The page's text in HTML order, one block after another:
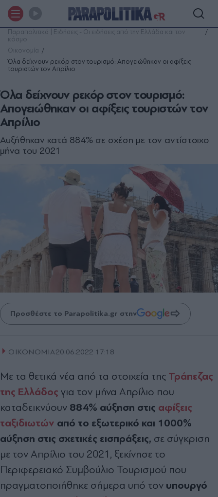
Παραπολιτικά | Ειδήσεις - Οι ειδήσεις από την Ελλάδα και τον
κόσμο
Οικονομία
Όλα δείχνουν ρεκόρ στον τουρισμό: Απογειώθηκαν οι αφίξεις
τουριστών τον Απρίλιο
Όλα δείχνουν ρεκόρ στον τουρισμό:
Απογειώθηκαν οι αφίξεις τουριστών τον
Απρίλιο
Αυξήθηκαν κατά 884% σε σχέση με τον αντίστοιχο
μήνα του 2021
Προσθέστε το Parapolitika.gr στην
ΟΙΚΟΝΟΜΙΑ20.06.2022 17:18
Με τα θετικά νέα από τα στοιχεία της Τράπεζας
της Ελλάδος για τον μήνα Απρίλιο που
καταδεικνύουν 884% αύξηση στις αφίξεις
ταξιδιωτών από το εξωτερικό και 1000%
αύξηση στις σχετικές εισπράξεις, σε σύγκριση
με τον Απρίλιο του 2021, ξεκίνησε το
Περιφερειακό Συμβούλιο Τουρισμού που
πραγματοποιήθηκε σήμερα υπό τον υπουργό